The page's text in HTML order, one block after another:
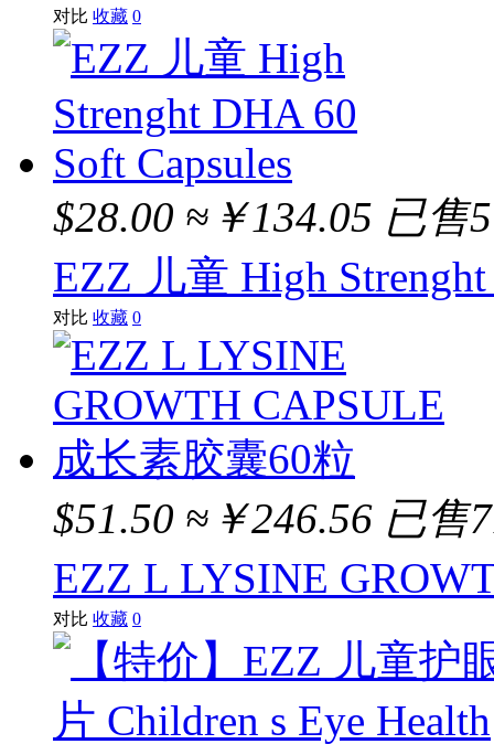
对比 收藏 0
$28.00 ≈￥134.05 已售
EZZ 儿童 High
对比 收藏 0
$51.50 ≈￥246.56 已售
EZZ L LYSINE
对比 收藏 0